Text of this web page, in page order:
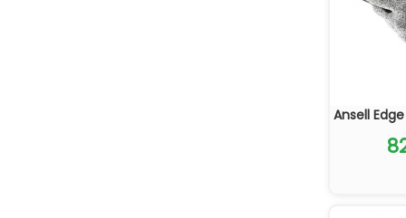
Ansell